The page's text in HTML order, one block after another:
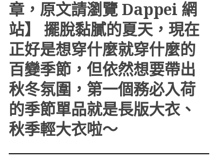
章，原文請瀏覽 Dappei 網
站】 擺脫黏膩的夏天，現在
正好是想穿什麼就穿什麼的
百變季節，但依然想要帶出
秋冬氛圍，第一個務必入荷
的季節單品就是長版大衣、
秋季輕大衣啦～